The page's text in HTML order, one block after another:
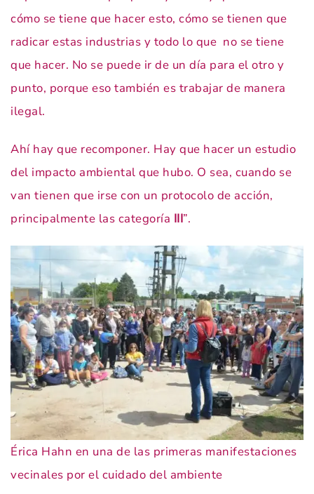
cómo se tiene que hacer esto, cómo se tienen que
radicar estas industrias y todo lo que no se tiene
que hacer. No se puede ir de un día para el otro y
punto, porque eso también es trabajar de manera
ilegal.
Ahí hay que recomponer. Hay que hacer un estudio
del impacto ambiental que hubo. O sea, cuando se
van tienen que irse con un protocolo de acción,
principalmente las categoría III”.
Érica Hahn en una de las primeras manifestaciones
vecinales por el cuidado del ambiente